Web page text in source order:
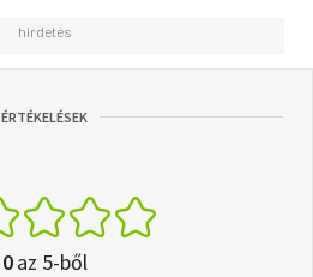
ÉRTÉKELÉSEK
0az 5-ből